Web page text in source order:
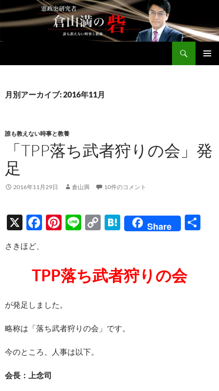
テ
ン
へ
ッ
月別アーカイブ: 2016年11月
誰も教えない時事と教養
「TPP落ち武者狩りの会」発
足
2016年11月29日 倉山満 10件のコメント
X
F
b
o
o
Pi
es
t
Li
C
y
Li
H
n
a
Share
さきほど、
TPP落ち武者狩りの会
が発足しました。
略称は「落ち武者狩りの会」です。
今のところ、人事は以下。
会長：上念司